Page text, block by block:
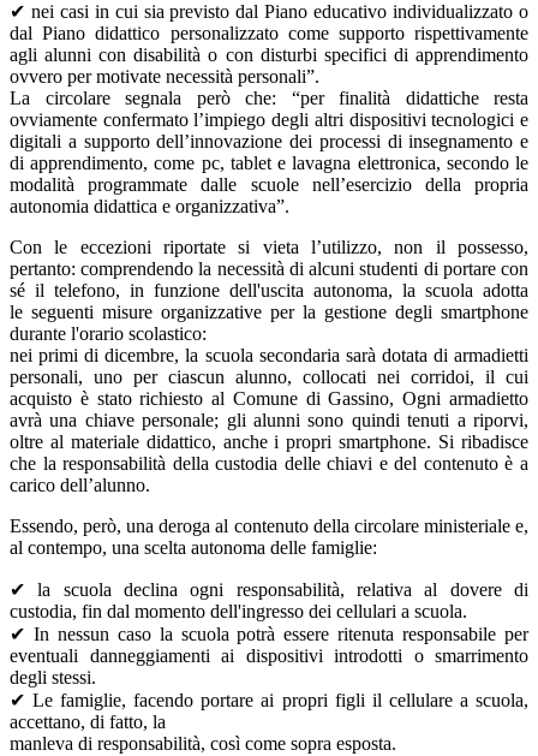
✔ nei casi in cui sia previsto dal Piano educativo individualizzato o
dal Piano didattico personalizzato come supporto rispettivamente
agli alunni con disabilità o con disturbi specifici di apprendimento
ovvero per motivate necessità personali”.
La circolare segnala però che: “per finalità didattiche resta
ovviamente confermato l’impiego degli altri dispositivi tecnologici e
digitali a supporto dell’innovazione dei processi di insegnamento e
di apprendimento, come pc, tablet e lavagna elettronica, secondo le
modalità programmate dalle scuole nell’esercizio della propria
autonomia didattica e organizzativa”.
Con le eccezioni riportate si vieta l’utilizzo, non il possesso,
pertanto: comprendendo la necessità di alcuni studenti di portare con
sé il telefono, in funzione dell'uscita autonoma, la scuola adotta
le seguenti misure organizzative per la gestione degli smartphone
durante l'orario scolastico:
nei primi di dicembre, la scuola secondaria sarà dotata di armadietti
personali, uno per ciascun alunno, collocati nei corridoi, il cui
acquisto è stato richiesto al Comune di Gassino, Ogni armadietto
avrà una chiave personale; gli alunni sono quindi tenuti a riporvi,
oltre al materiale didattico, anche i propri smartphone. Si ribadisce
che la responsabilità della custodia delle chiavi e del contenuto è a
carico dell’alunno.
Essendo, però, una deroga al contenuto della circolare ministeriale e,
al contempo, una scelta autonoma delle famiglie:
✔ la scuola declina ogni responsabilità, relativa al dovere di
custodia, fin dal momento dell'ingresso dei cellulari a scuola.
✔ In nessun caso la scuola potrà essere ritenuta responsabile per
eventuali danneggiamenti ai dispositivi introdotti o smarrimento
degli stessi.
✔ Le famiglie, facendo portare ai propri figli il cellulare a scuola,
accettano, di fatto, la
manleva di responsabilità, così come sopra esposta.